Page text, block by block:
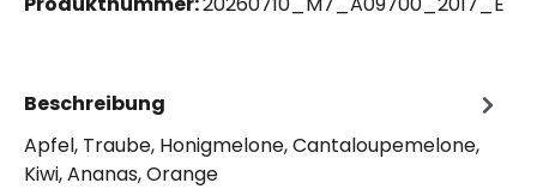
Beschreibung
Apfel, Traube, Honigmelone, Cantaloupemelone,
Kiwi, Ananas, Orange